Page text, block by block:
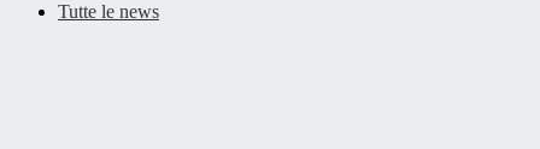
Tutte le news